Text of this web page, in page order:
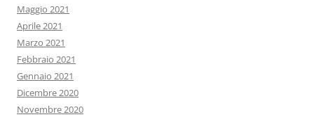
Maggio 2021
Aprile 2021
Marzo 2021
Febbraio 2021
Gennaio 2021
Dicembre 2020
Novembre 2020